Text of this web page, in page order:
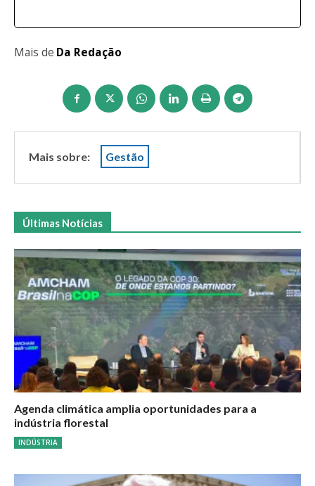
Mais de Da Redação
Mais sobre: Gestão
Últimas Notícias
Agenda climática amplia oportunidades para a
indústria florestal
INDÚSTRIA